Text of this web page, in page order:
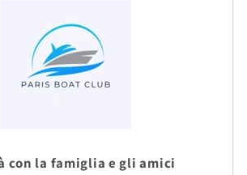
con la famiglia e gli amici